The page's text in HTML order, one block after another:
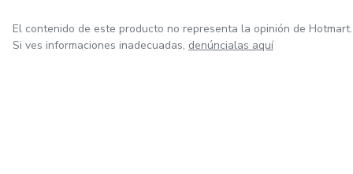
Empieza hoy tu camino hacia una versión más fuerte,
El contenido de este producto no representa la opinión de Hotmart.
Si ves informaciones inadecuadas, denúncialas aquí